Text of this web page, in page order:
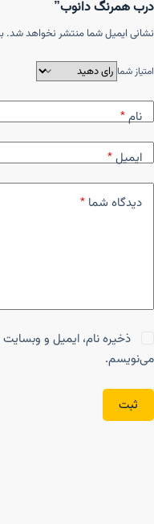
درب همرنگ دانوب”
نشانی ایمیل شما منتشر نخواهد شد.
امتیاز شما
نام*
ایمیل*
دیدگاه شما *
ذخیره نام، ایمیل و
می‌نویسم.
ثبت